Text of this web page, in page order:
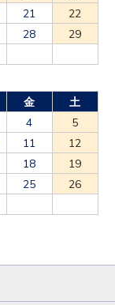
21
22
28
29
金
土
4
5
11
12
18
19
25
26